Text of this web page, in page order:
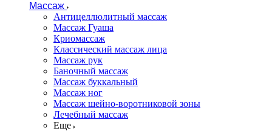
Массаж
Антицеллюлитный массаж
Массаж Гуаша
Криомассаж
Классический массаж лица
Массаж рук
Баночный массаж
Массаж буккальный
Массаж ног
Массаж шейно-воротниковой зоны
Лечебный массаж
Еще